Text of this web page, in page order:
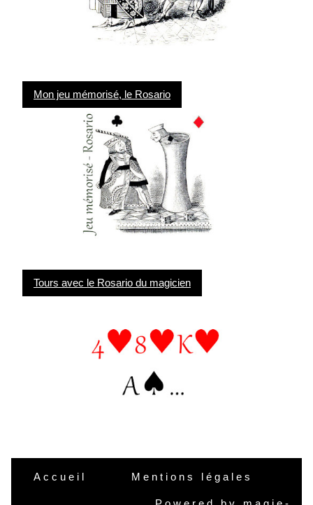
Mon jeu mémorisé, le Rosario
Tours avec le Rosario du magicien
Accueil Mentions légales